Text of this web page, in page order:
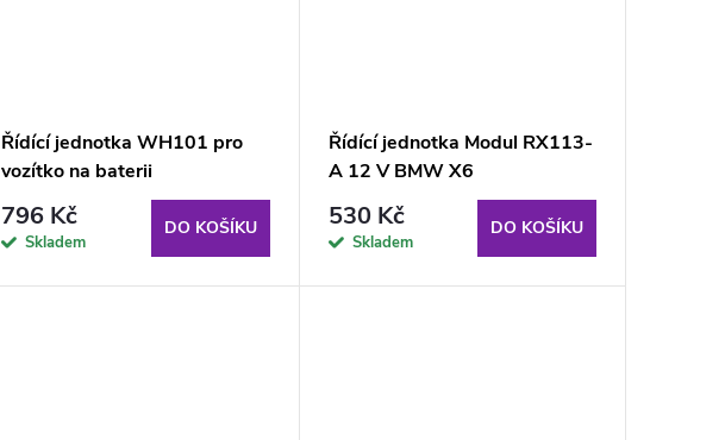
Řídící jednotka WH101 pro
vozítko na baterii
796 Kč
Skladem
DO KOŠÍKU
Řídící jednotka Modul RX113-
A 12 V BMW X6
530 Kč
Skladem
DO KOŠÍKU